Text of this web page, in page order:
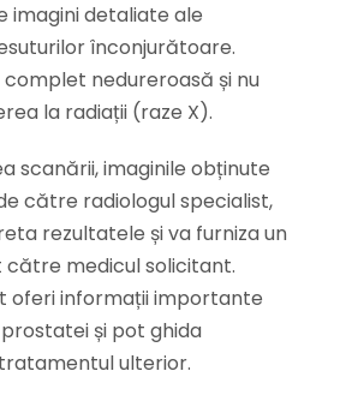
imagini detaliate ale
înconjurătoare.
nedureroasă și nu
la radiații (raze X).
scanării, imaginile obținute
către radiologul specialist,
rezultatele și va furniza un
medicul solicitant.
oferi informații importante
și pot ghida
ulterior.